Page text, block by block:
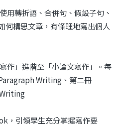
用轉折語、合併句、假設子句、
何構思文章，有條理地寫出個人
作」進階至「小論文寫作」。每
Writing 、第二冊
，引領學生充分掌握寫作要